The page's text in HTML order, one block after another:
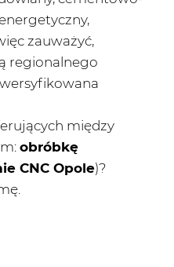
zauważyć,
regionalnego
między
obróbkę
CNC Opole)?